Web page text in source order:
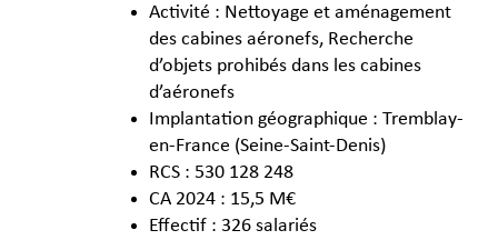
Activité : Nettoyage et aménagement
des cabines aéronefs, Recherche
d’objets prohibés dans les cabines
d’aéronefs
Implantation géographique : Tremblay-
en-France (Seine-Saint-Denis)
RCS : 530 128 248
CA 2024 : 15,5 M€
Effectif : 326 salariés